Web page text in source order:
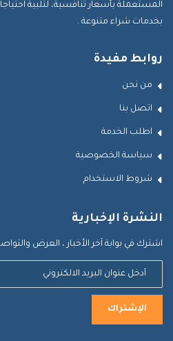
المستعملة بأسعار تنافسية، لتلبية
بخدمات شراء متنوعة .
روابط مفيدة
من نحن
اتصل بنا
اطلب الخدمة
سياسة الخصوصية
شروط الاستخدام
النشرة الإخبارية
اشترك في بوابة آخر الأخبار ، العرض
الإشتراك